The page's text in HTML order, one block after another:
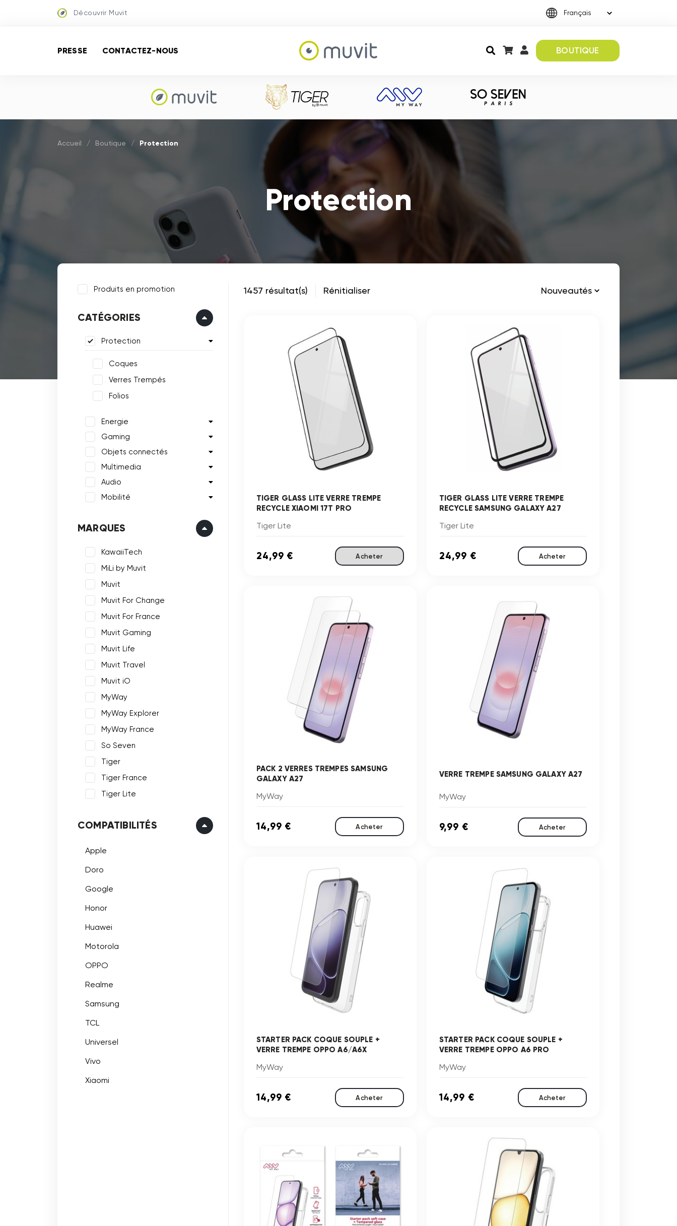
Découvrir Muvit
PRESSE CONTACTEZ-NOUS BOUTIQUE
Accueil / Boutique / Protection
Protection
Produits en promotion
CATÉGORIES
Protection
Coques
Verres Trempés
Folios
Energie
Gaming
Objets connectés
Multimedia
Audio
Mobilité
MARQUES
KawaiiTech
MiLi by Muvit
Muvit
Muvit For Change
Muvit For France
Muvit Gaming
Muvit Life
Muvit Travel
Muvit iO
MyWay
MyWay Explorer
MyWay France
So Seven
Tiger
Tiger France
Tiger Lite
COMPATIBILITÉS
Apple
Doro
Google
Honor
Huawei
Motorola
OPPO
Realme
Samsung
TCL
Universel
Vivo
Xiaomi
1457 résultat(s) Rénitialiser
TIGER GLASS LITE VERRE TREMPE
RECYCLE XIAOMI 17T PRO
Tiger Lite
24,99 € Acheter
TIGER GLASS LITE VERRE TREMPE
RECYCLE SAMSUNG GALAXY A27
Tiger Lite
24,99 € Acheter
PACK 2 VERRES TREMPES SAMSUNG
GALAXY A27
MyWay
14,99 € Acheter
VERRE TREMPE SAMSUNG GALAXY A27
MyWay
9,99 € Acheter
STARTER PACK COQUE SOUPLE +
VERRE TREMPE OPPO A6/A6X
MyWay
14,99 € Acheter
STARTER PACK COQUE SOUPLE +
VERRE TREMPE OPPO A6 PRO
MyWay
14,99 € Acheter